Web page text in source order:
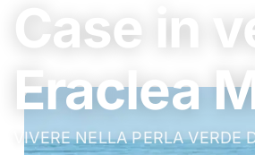
Case in
Eraclea
VIVERE NELLA PERLA VERDE